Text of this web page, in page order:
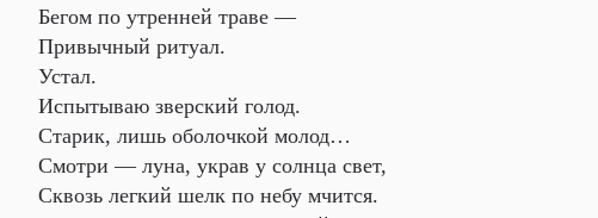
Бегом по утренней траве —
Привычный ритуал.
Устал.
Испытываю зверский голод.
Старик, лишь оболочкой молод…
Смотри — луна, украв у солнца свет,
Сквозь легкий шелк по небу мчится.